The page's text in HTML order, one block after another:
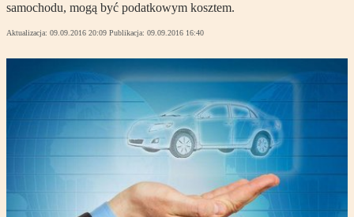
samochodu, mogą być podatkowym kosztem.
Aktualizacja: 09.09.2016 20:09 Publikacja: 09.09.2016 16:40